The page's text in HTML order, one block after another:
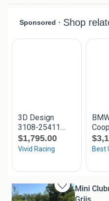
Bewaren
Mini